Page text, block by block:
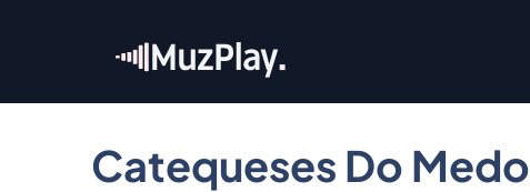
conteúdo
Catequeses Do Medo